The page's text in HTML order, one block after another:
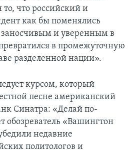
что российский и
как бы поменялись
и уверенным в
в промежуточную
разделенной нации».
курсом, который
песне американский
Синатра: «Делай по-
обозреватель «Вашингтон
недавние
политологов и